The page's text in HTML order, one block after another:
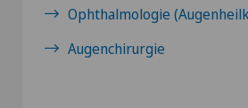
Ophthalmologie
Augenchirurgie